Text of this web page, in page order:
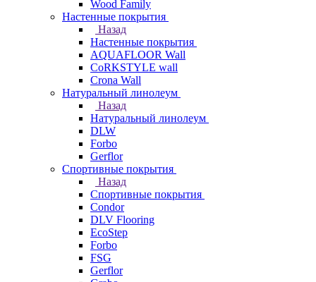
Wood Family
Настенные покрытия
Назад
Настенные покрытия
AQUAFLOOR Wall
CoRKSTYLE wall
Crona Wall
Натуральный линолеум
Назад
Натуральный линолеум
DLW
Forbo
Gerflor
Спортивные покрытия
Назад
Спортивные покрытия
Condor
DLV Flooring
EcoStep
Forbo
FSG
Gerflor